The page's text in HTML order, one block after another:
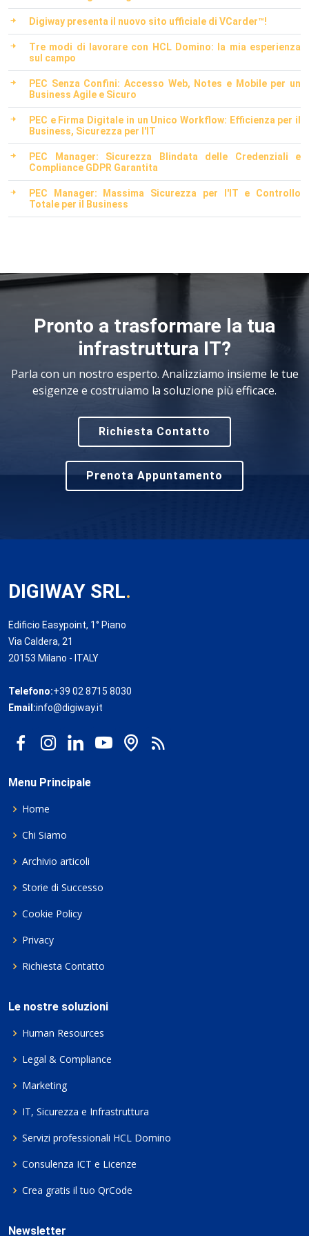
Digiway presenta il nuovo sito ufficiale di VCarder™!
Tre modi di lavorare con HCL Domino: la mia esperienza
sul campo
PEC Senza Confini: Accesso Web, Notes e Mobile per un
Business Agile e Sicuro
PEC e Firma Digitale in un Unico Workflow: Efficienza per il
Business, Sicurezza per l'IT
PEC Manager: Sicurezza Blindata delle Credenziali e
Compliance GDPR Garantita
PEC Manager: Massima Sicurezza per l'IT e Controllo
Totale per il Business
Pronto a trasformare la tua
infrastruttura IT?
Parla con un nostro esperto. Analizziamo insieme le tue
esigenze e costruiamo la soluzione più efficace.
Richiesta Contatto
Prenota Appuntamento
DIGIWAY SRL.
Edificio Easypoint, 1° Piano
Via Caldera, 21
20153 Milano - ITALY
Telefono:+39 02 8715 8030
Email:info@digiway.it
Menu Principale
Home
Chi Siamo
Archivio articoli
Storie di Successo
Cookie Policy
Privacy
Richiesta Contatto
Le nostre soluzioni
Human Resources
Legal & Compliance
Marketing
IT, Sicurezza e Infrastruttura
Servizi professionali HCL Domino
Consulenza ICT e Licenze
Crea gratis il tuo QrCode
Newsletter